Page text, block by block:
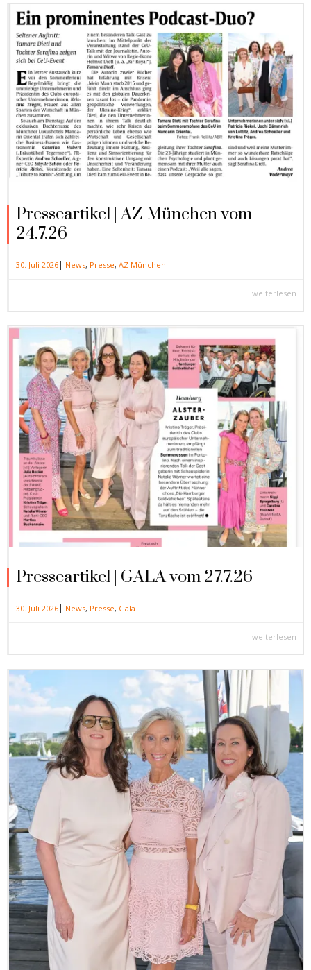
Presseartikel | AZ München vom
24.7.26
30. Juli 2026| News, Presse, AZ München
weiterlesen
Presseartikel | GALA vom 27.7.26
30. Juli 2026| News, Presse, Gala
weiterlesen